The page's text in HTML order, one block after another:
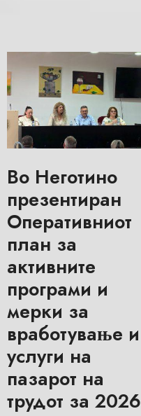
Во Неготино
презентиран
Оперативниот
план за
активните
програми и
мерки за
вработување и
услуги на
пазарот на
трудот за 2026